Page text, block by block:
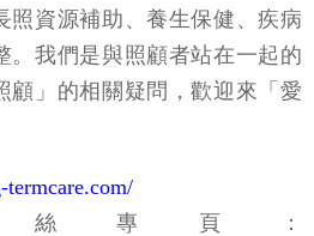
照資源補助、養生保健、疾病
。我們是與照顧者站在一起的
顧」的相關疑問，歡迎來「愛
專頁：